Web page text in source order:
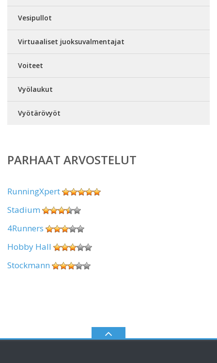
Vesipullot
Virtuaaliset juoksuvalmentajat
Voiteet
Vyölaukut
Vyötärövyöt
PARHAAT ARVOSTELUT
RunningXpert
Stadium
4Runners
Hobby Hall
Stockmann